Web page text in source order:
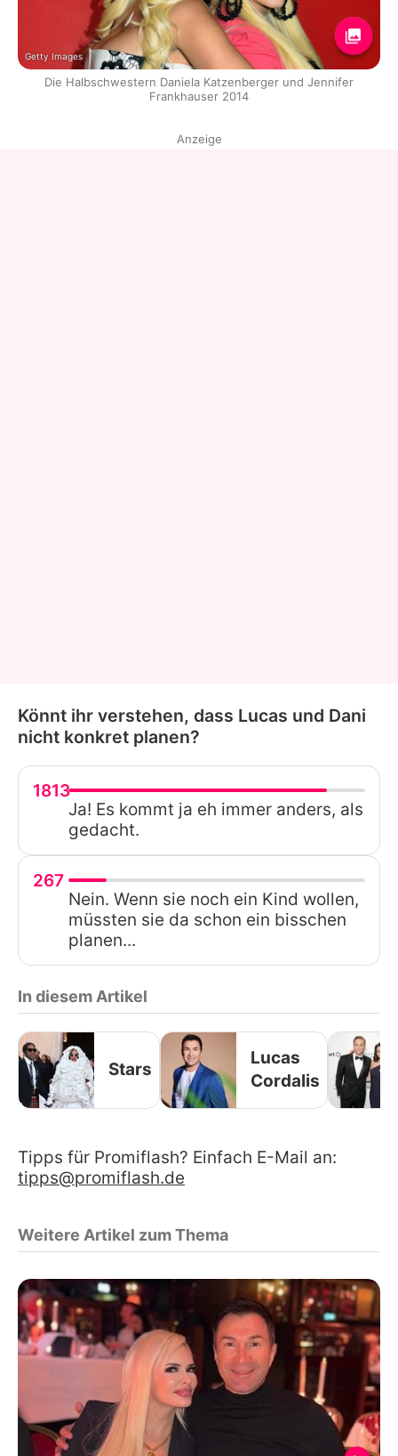
Getty Images
Die Halbschwestern Daniela Katzenberger und Jennifer
Frankhauser 2014
Anzeige
Könnt ihr verstehen, dass Lucas und Dani
nicht konkret planen?
1813
Ja! Es kommt ja eh immer anders, als
gedacht.
267
Nein. Wenn sie noch ein Kind wollen,
müssten sie da schon ein bisschen
planen...
In diesem Artikel
Stars
Lucas
Cordalis
Tipps für Promiflash? Einfach E-Mail an:
tipps@promiflash.de
Weitere Artikel zum Thema